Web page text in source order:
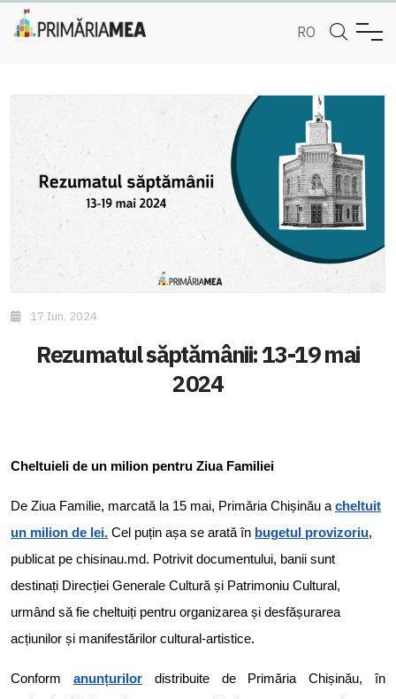
RO
17 Iun. 2024
Rezumatul săptămânii: 13-19 mai
2024
Cheltuieli de un milion pentru Ziua Familiei
De Ziua Familie, marcată la 15 mai, Primăria Chișinău a cheltuit
un milion de lei. Cel puțin așa se arată în bugetul provizoriu,
publicat pe chisinau.md. Potrivit documentului, banii sunt
destinați Direcției Generale Cultură și Patrimoniu Cultural,
urmând să fie cheltuiți pentru organizarea și desfășurarea
acțiunilor și manifestărilor cultural-artistice.
Conform anunțurilordistribuite de Primăria Chișinău, în